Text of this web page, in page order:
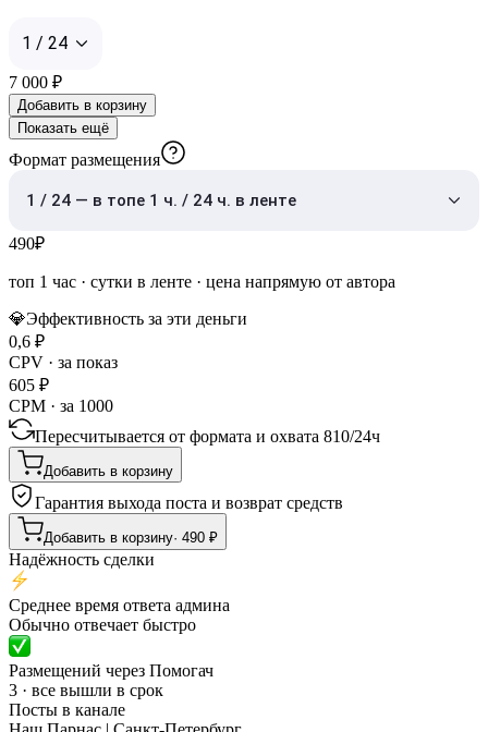
1 / 24
7 000 ₽
Добавить в корзину
Показать ещё
Формат размещения
1 / 24 — в топе 1 ч. / 24 ч. в ленте
490₽
топ 1 час · сутки в ленте · цена напрямую от автора
💎Эффективность за эти деньги
0,6 ₽
CPV · за показ
605 ₽
CPM · за 1000
Пересчитывается от формата и охвата 810/24ч
Добавить в корзину
Гарантия выхода поста и возврат средств
Добавить в корзину· 490 ₽
Надёжность сделки
Среднее время ответа админа
Обычно отвечает быстро
Размещений через Помогач
3 · все вышли в срок
Посты в канале